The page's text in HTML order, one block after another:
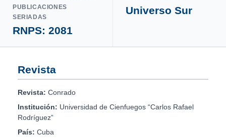
PUBLICACIONES
SERIADAS
RNPS: 2081
Universo Sur
Revista
Revista: Conrado
Institución: Universidad de Cienfuegos “Carlos Rafael
Rodríguez”
País: Cuba